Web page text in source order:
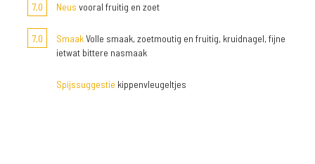
7,0 Neus vooral fruitig en zoet
7,0 SmaakVolle smaak, zoetmoutig en fruitig, kruidnagel, fijne
ietwat bittere nasmaak
Spijssuggestie kippenvleugeltjes